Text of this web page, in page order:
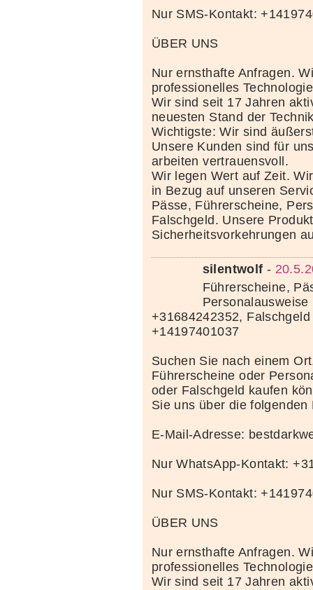
Nur SMS-Kontakt:
ÜBER UNS
Nur ernsthafte Anfragen.
professionelles
Wir sind seit 17 Jahren
neuesten Stand der
Wichtigste: Wir sind
Unsere Kunden sind für
arbeiten vertrauensvoll.
Wir legen Wert auf Zeit.
in Bezug auf unseren
Pässe, Führerscheine,
Falschgeld. Unsere
Sicherheitsvorkehrungen
silentwolf -
Führerscheine,
+31684242352,
+14197401037
Suchen Sie nach einem
Führerscheine oder
oder Falschgeld kaufen
Sie uns über die folgenden
E-Mail-Adresse:
Nur WhatsApp-Kontakt:
Nur SMS-Kontakt:
ÜBER UNS
Nur ernsthafte Anfragen.
professionelles
Wir sind seit 17 Jahren